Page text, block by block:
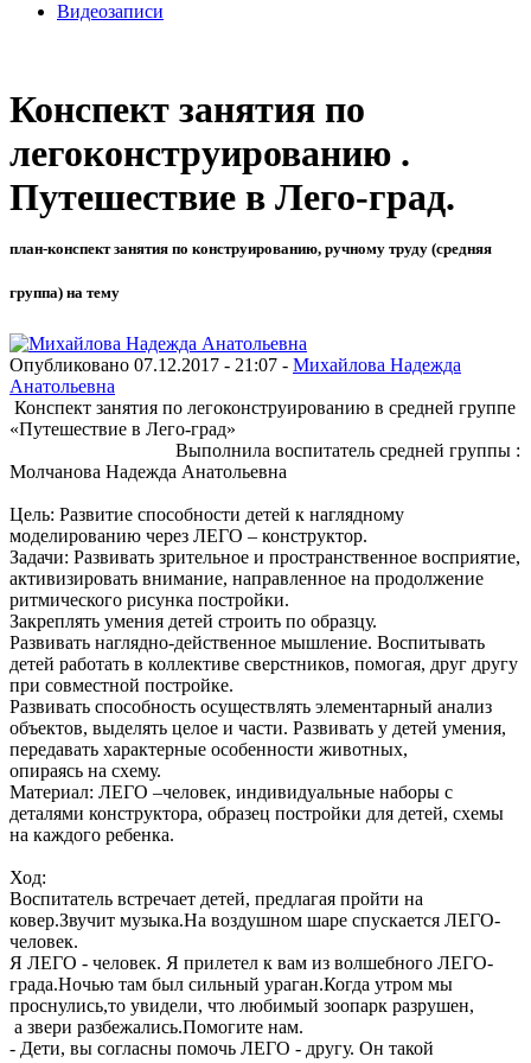
Видеозаписи
Конспект занятия по
легоконструированию .
Путешествие в Лего-град.
план-конспект занятия по конструированию, ручному труду (средняя
группа) на тему
Опубликовано 07.12.2017 - 21:07 - Михайлова Надежда
Анатольевна
Конспект занятия по легоконструированию в средней группе
«Путешествие в Лего-град»
Выполнила воспитатель средней группы :
Молчанова Надежда Анатольевна
Цель: Развитие способности детей к наглядному
моделированию через ЛЕГО – конструктор.
Задачи: Развивать зрительное и пространственное восприятие,
активизировать внимание, направленное на продолжение
ритмического рисунка постройки.
Закреплять умения детей строить по образцу.
Развивать наглядно-действенное мышление. Воспитывать
детей работать в коллективе сверстников, помогая, друг другу
при совместной постройке.
Развивать способность осуществлять элементарный анализ
объектов, выделять целое и части. Развивать у детей умения,
передавать характерные особенности животных,
опираясь на схему.
Материал: ЛЕГО –человек, индивидуальные наборы с
деталями конструктора, образец постройки для детей, схемы
на каждого ребенка.
Ход:
Воспитатель встречает детей, предлагая пройти на
ковер.Звучит музыка.На воздушном шаре спускается ЛЕГО-
человек.
Я ЛЕГО - человек. Я прилетел к вам из волшебного ЛЕГО-
града.Ночью там был сильный ураган.Когда утром мы
проснулись,то увидели, что любимый зоопарк разрушен,
а звери разбежались.Помогите нам.
- Дети, вы согласны помочь ЛЕГО - другу. Он такой